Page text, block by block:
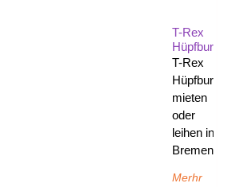
T-Rex
Hüpfburg
T-Rex
Hüpfburg
mieten
oder
leihen in
Bremen
Merhr